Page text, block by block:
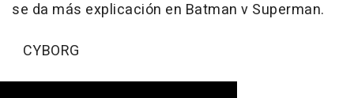
se da más explicación en Batman v Superman.
CYBORG